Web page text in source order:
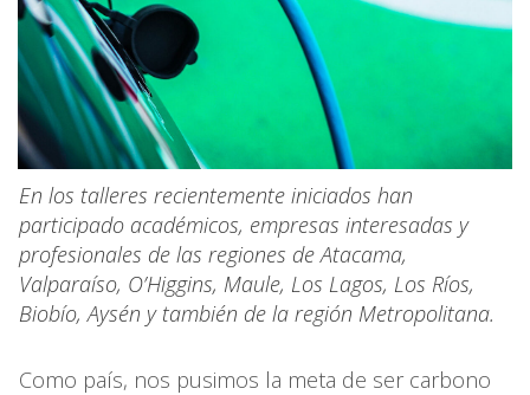
En los talleres recientemente iniciados han
participado académicos, empresas interesadas y
profesionales de las regiones de Atacama,
Valparaíso, O’Higgins, Maule, Los Lagos, Los Ríos,
Biobío, Aysén y también de la región Metropolitana.
Como país, nos pusimos la meta de ser carbono